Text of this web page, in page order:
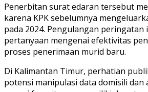
Penerbitan surat edaran tersebut
karena KPK sebelumnya
pada 2024. Pengulangan
pertanyaan mengenai efektivitas
proses penerimaan murid baru.
Di Kalimantan Timur, perhatian
potensi manipulasi data domisili dan